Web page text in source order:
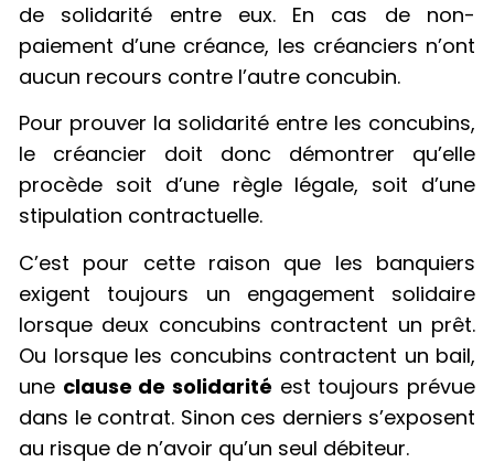
de solidarité entre eux. En cas de non-
paiement d’une créance, les créanciers n’ont
aucun recours contre l’autre concubin.
Pour prouver la solidarité entre les concubins,
le créancier doit donc démontrer qu’elle
procède soit d’une règle légale, soit d’une
stipulation contractuelle.
C’est pour cette raison que les banquiers
exigent toujours un engagement solidaire
lorsque deux concubins contractent un prêt.
Ou lorsque les concubins contractent un bail,
une clause de solidarité est toujours prévue
dans le contrat. Sinon ces derniers s’exposent
au risque de n’avoir qu’un seul débiteur.